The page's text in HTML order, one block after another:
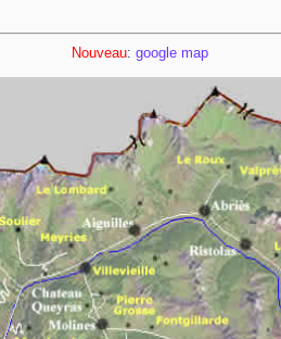
Nouveau: google map